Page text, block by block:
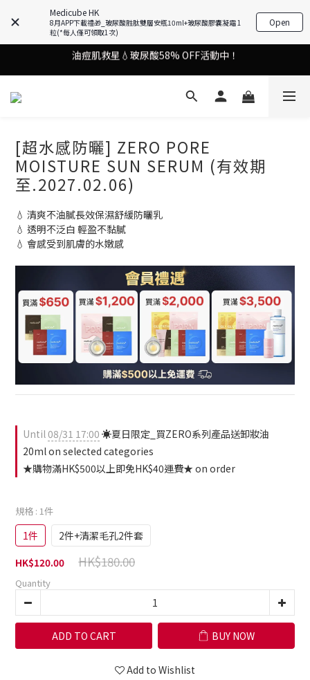
Medicube HK
8月APP下載禮🎁_玻尿酸胜肽雙層安瓶10ml+玻尿酸膠囊凝霜 1
粒(*每人僅可領取1次)
Open
謝安琪愛用美容儀🌸護膚效果UP！
油痘肌救星💧玻尿酸58% OFF活動中！
果凍噴霧！一噴即現美白光透肌✨
謝安琪愛用美容儀🌸護膚效果UP！
[超水感防曬] ZERO PORE
MOISTURE SUN SERUM (有效期
至.2027.02.06)
💧 清爽不油膩長效保濕舒緩防曬乳
💧 透明不泛白 輕盈不黏膩​
💧 會感受到肌膚的水嫩感
Until 08/31 17:00 ☀️夏日限定_買ZERO系列產品送卸妝油
20ml on selected categories
★購物滿HK$500以上即免HK$40運費★ on order
規格 : 1件
1件 2件+清潔毛孔2件套
HK$180.00
HK$120.00
Quantity
ADD TO CART BUY NOW
Add to Wishlist